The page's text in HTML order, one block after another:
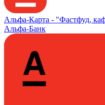
Альфа‑Карта - "Фастфуд,
Альфа-Банк